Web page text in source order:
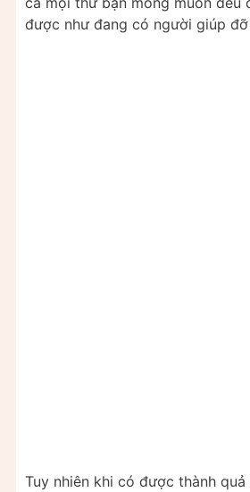
được như đang có người giúp đỡ
Tuy nhiên khi có được thành